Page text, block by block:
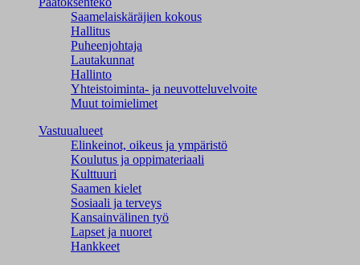
Saamelaiskäräjien kokous
Hallitus
Puheenjohtaja
Lautakunnat
Hallinto
Yhteistoiminta- ja neuvotteluvelvoite
Muut toimielimet
Vastuualueet
Elinkeinot, oikeus ja ympäristö
Koulutus ja oppimateriaali
Kulttuuri
Saamen kielet
Sosiaali ja terveys
Kansainvälinen työ
Lapset ja nuoret
Hankkeet